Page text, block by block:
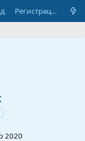
Регистрация
2020